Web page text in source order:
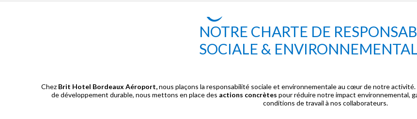
NOTRE CHARTE DE
SOCIALE &
Chez Brit Hotel Bordeaux Aéroport,nous plaçons la responsabilité sociale et environnementale au cœur de notre
de développement durable, nous mettons en place des actions concrètes pour réduire notre impact environnemental,
conditions de travail à nos collaborateurs.